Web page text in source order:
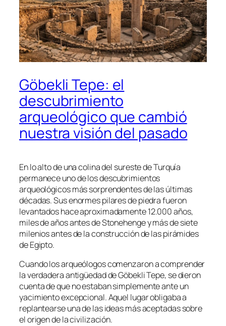
Göbekli Tepe: el
descubrimiento
arqueológico que cambió
nuestra visión del pasado
En lo alto de una colina del sureste de Turquía
permanece uno de los descubrimientos
arqueológicos más sorprendentes de las últimas
décadas. Sus enormes pilares de piedra fueron
levantados hace aproximadamente 12.000 años,
miles de años antes de Stonehenge y más de siete
milenios antes de la construcción de las pirámides
de Egipto.
Cuando los arqueólogos comenzaron a comprender
la verdadera antigüedad de Göbekli Tepe, se dieron
cuenta de que no estaban simplemente ante un
yacimiento excepcional. Aquel lugar obligaba a
replantearse una de las ideas más aceptadas sobre
el origen de la civilización.